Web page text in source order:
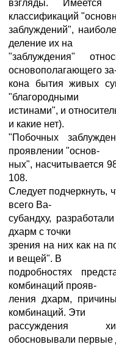
взгляды.
классификаций
заблуждений",
деление их на
"заблуждения"
основополагающего
кона бытия живых
"благородными
истинами", и
и какие нет).
"Побочных
проявлении "основ-
ных", насчитывается
108.
Следует подчеркнуть,
всего Ва-
субандху,
дхарм с точки
зрения на них как на
и вещей". В
подробностях
комбинаций прояв-
ления дхарм,
комбинаций. Эти
рассуждения
обосновывали первые